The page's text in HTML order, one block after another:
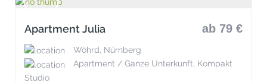
ab 79 €
Apartment Julia
Wöhrd, Nürnberg
Apartment / Ganze Unterkunft, Kompakt
Studio